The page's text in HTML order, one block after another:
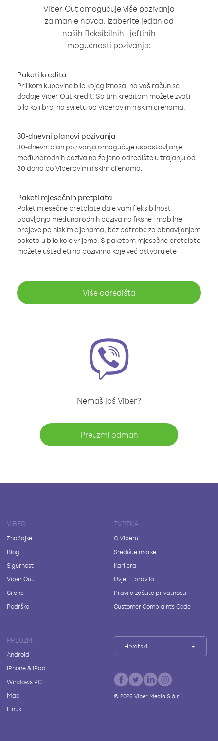
Viber Out omogućuje više pozivanja
za manje novca. Izaberite jedan od
naših fleksibilnih i jeftinih
mogućnosti pozivanja:
Paketi kredita
Prilikom kupovine bilo kojeg iznosa, na vaš račun se
dodaje Viber Out kredit. Sa tim kreditom možete zvati
bilo koji broj na svijetu po Viberovim niskim cijenama.
30-dnevni planovi pozivanja
30-dnevni plan pozivanja omogućuje uspostavljanje
međunarodnih poziva na željeno odredište u trajanju od
30 dana po Viberovim niskim cijenama.
Paketi mjesečnih pretplata
Paket mjesečne pretplate daje vam fleksibilnost
obavljanja međunarodnih poziva na fiksne i mobilne
brojeve po niskim cijenama, bez potrebe za obnavljanjem
paketa u bilo koje vrijeme. S paketom mjesečne pretplate
možete uštedjeti na pozivima koje već ostvarujete
Više odredišta
Nemaš još Viber?
Preuzmi odmah
VIBER
Značajke
Blog
Sigurnost
Viber Out
Cijene
Podrška
TVRTKA
O Viberu
Središte marke
Karijera
Uvjeti i pravila
Pravila zaštite privatnosti
Customer Complaints Code
PREUZMI
Android
iPhone & iPad
Windows PC
Mac
Linux
Hrvatski
© 2026Viber Media S.à r.l.